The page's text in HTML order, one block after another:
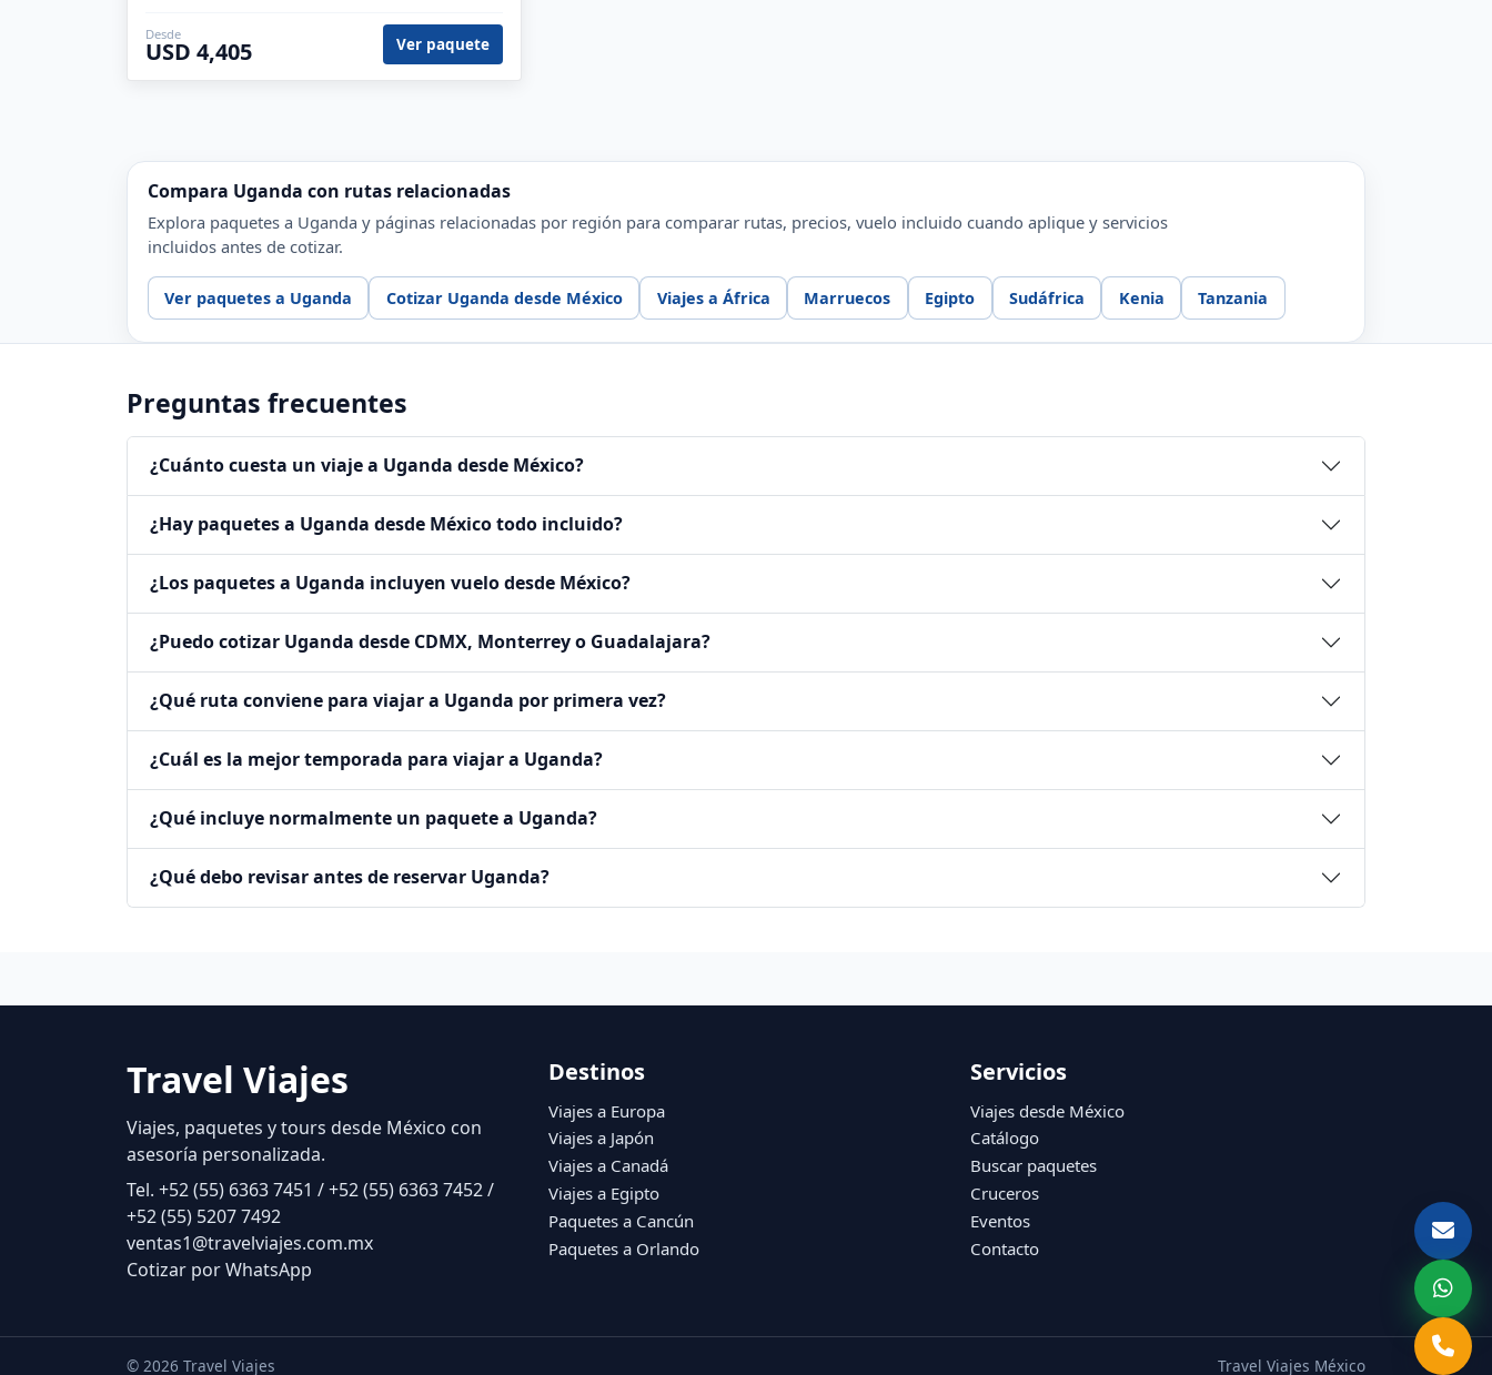
Desde
USD 4,405 Ver paquete
Compara Uganda con rutas relacionadas
Explora paquetes a Uganda y páginas relacionadas por región para comparar rutas, precios, vuelo incluido cuando aplique y servicios
incluidos antes de cotizar.
Ver paquetes a Uganda Cotizar Uganda desde México Viajes a África Marruecos Egipto Sudáfrica Kenia Tanzania
Preguntas frecuentes
¿Cuánto cuesta un viaje a Uganda desde México?
¿Hay paquetes a Uganda desde México todo incluido?
¿Los paquetes a Uganda incluyen vuelo desde México?
¿Puedo cotizar Uganda desde CDMX, Monterrey o Guadalajara?
¿Qué ruta conviene para viajar a Uganda por primera vez?
¿Cuál es la mejor temporada para viajar a Uganda?
¿Qué incluye normalmente un paquete a Uganda?
¿Qué debo revisar antes de reservar Uganda?
Travel Viajes
Viajes, paquetes y tours desde México con
asesoría personalizada.
Tel. +52 (55) 6363 7451 / +52 (55) 6363 7452 /
+52 (55) 5207 7492
ventas1@travelviajes.com.mx
Cotizar por WhatsApp
Destinos
Viajes a Europa
Viajes a Japón
Viajes a Canadá
Viajes a Egipto
Paquetes a Cancún
Paquetes a Orlando
Servicios
Viajes desde México
Catálogo
Buscar paquetes
Cruceros
Eventos
Contacto
© 2026 Travel Viajes Travel Viajes México